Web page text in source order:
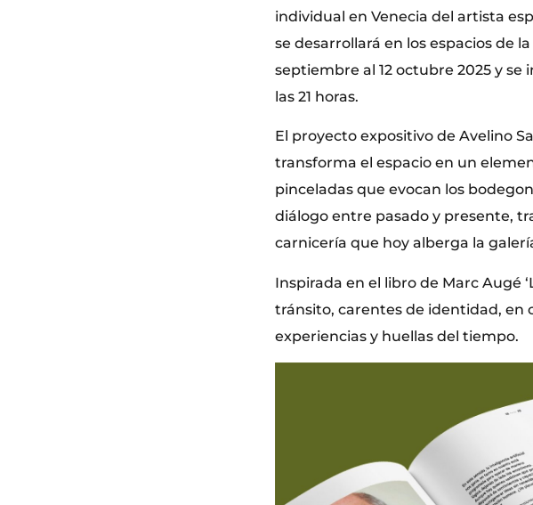
individual en Venecia del artista
se desarrollará en los espacios de
septiembre al 12 octubre 2025 y se
las 21 horas.
El proyecto expositivo de Avelino
transforma el espacio en un
pinceladas que evocan los
diálogo entre pasado y presente,
carnicería que hoy alberga la
Inspirada en el libro de Marc Augé
tránsito, carentes de identidad, en
experiencias y huellas del tiempo.